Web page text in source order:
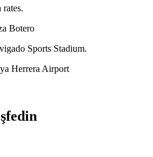
Botero
Sports Stadium.
Herrera Airport